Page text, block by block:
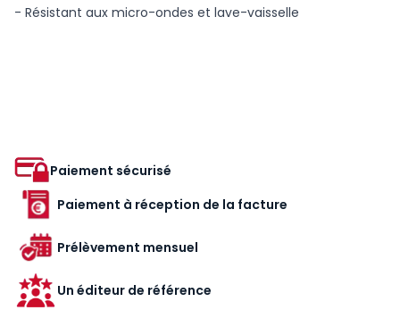
- Résistant aux micro-ondes et lave-vaisselle
Paiement sécurisé
Paiement à réception de la facture
Prélèvement mensuel
Un éditeur de référence